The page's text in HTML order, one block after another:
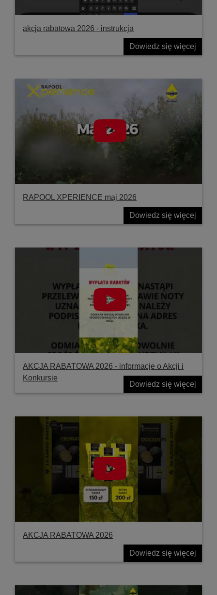
akcja rabatowa 2026 - instrukcja
Dowiedz się więcej
RAPOOL XPERIENCE maj 2026
Dowiedz się więcej
AKCJA RABATOWA 2026 - informacje o Akcji i
Konkursie
Dowiedz się więcej
AKCJA RABATOWA 2026
Dowiedz się więcej